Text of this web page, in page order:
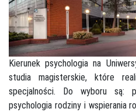
Kierunek psychologia na
studia magisterskie, które
specjalności. Do wyboru są:
psychologia rodziny i wspierania